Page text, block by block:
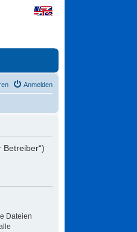
Anmelden
Betreiber“)
Dateien